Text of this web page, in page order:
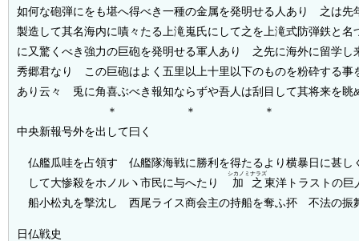
如何な砲弾にをも堪へ得べき一種の金属を発明せる人あり 之は先
製造して其名海内に嘖々たる上滝嵬氏にして之を上滝式防弾鉄と
に又驚くべき強力の巨砲を発明せる軍人あり 之先に海外に留学し
秀郷君なり この巨砲はよく五里以上十里以下のものを粉砕する事
あり云々 兎に角喜ぶべき報知ならずや吾人は刮目して其将来を眺
＊ ＊ ＊
中央新報号外を出して曰く
仏艦瓜哇を占領す 仏艦隊海戦に勝利を得たるより横暴日に甚
して大惨殺をホノルヽ市民に与へたり
加之
シカノミナラズ
東洋トラストの巨
船小松丸を撃沈し 西尾ライス商会主の持船を奪ふ抔 不法の振
日仏戦史